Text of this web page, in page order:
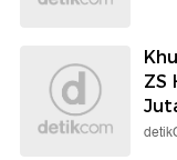
ZS